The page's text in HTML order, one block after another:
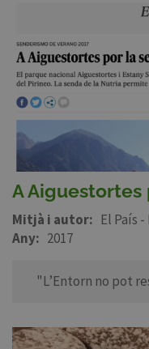
A
Mitjà i autor
El País
Any
2017
"L’Entorn no pot